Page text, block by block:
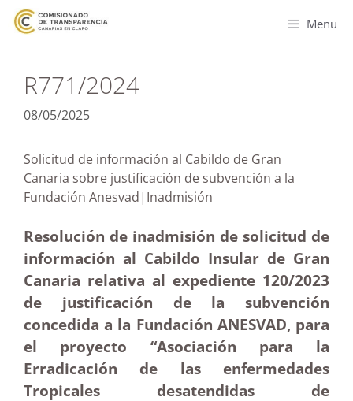
Menu
R771/2024
08/05/2025
Solicitud de información al Cabildo de Gran
Canaria sobre justificación de subvención a la
Fundación Anesvad|Inadmisión
Resolución de inadmisión de solicitud de
información al Cabildo Insular de Gran
Canaria relativa al expediente 120/2023
de justificación de la subvención
concedida a la Fundación ANESVAD, para
el proyecto “Asociación para la
Erradicación de las enfermedades
Tropicales desatendidas de